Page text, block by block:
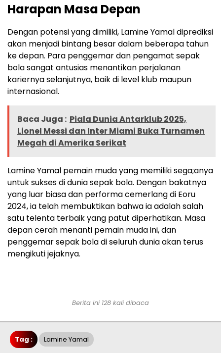
Harapan Masa Depan
Dengan potensi yang dimiliki, Lamine Yamal diprediksi
akan menjadi bintang besar dalam beberapa tahun
ke depan. Para penggemar dan pengamat sepak
bola sangat antusias menantikan perjalanan
kariernya selanjutnya, baik di level klub maupun
internasional.
Baca Juga : Piala Dunia Antarklub 2025,
Lionel Messi dan Inter Miami Buka Turnamen
Megah di Amerika Serikat
Lamine Yamal pemain muda yang memiliki sega;anya
untuk sukses di dunia sepak bola. Dengan bakatnya
yang luar biasa dan performa cemerlang di Eoru
2024, ia telah membuktikan bahwa ia adalah salah
satu telenta terbaik yang patut diperhatikan. Masa
depan cerah menanti pemain muda ini, dan
penggemar sepak bola di seluruh dunia akan terus
mengikuti jejaknya.
Berita ini 128 kali dibaca
Tag : Lamine Yamal